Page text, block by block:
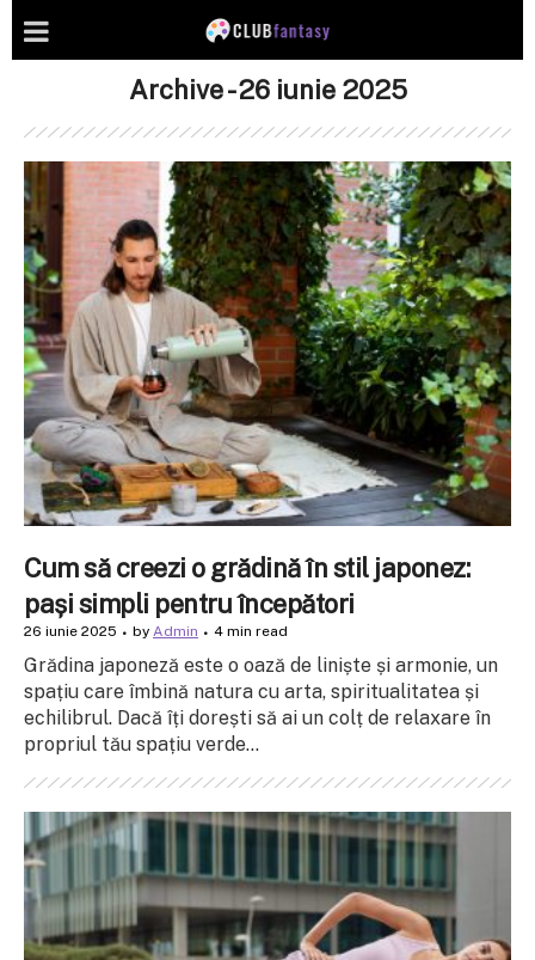
Archive - 26 iunie 2025
Cum să creezi o grădină în stil japonez:
pași simpli pentru începători
26 iunie 2025 by Admin 4 min read
Grădina japoneză este o oază de liniște și armonie, un
spațiu care îmbină natura cu arta, spiritualitatea și
echilibrul. Dacă îți dorești să ai un colț de relaxare în
propriul tău spațiu verde...